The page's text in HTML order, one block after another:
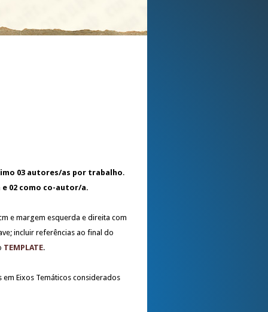
03 autores/as por trabalho.
02 como co-autor/a.
e margem esquerda e direita com
incluir referências ao final do
TEMPLATE.
Eixos Temáticos considerados